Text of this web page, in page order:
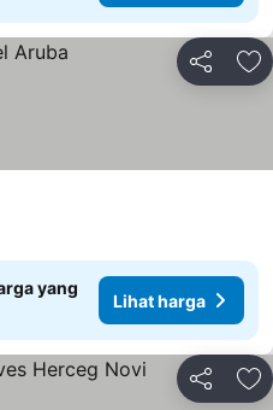
Bagikan
yang
Lihat harga
Bagikan